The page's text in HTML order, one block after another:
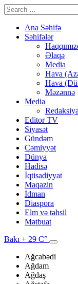
Ana Səhifə
Səhifələr
Əlaqə
Media
Hava
Hava
Məzənnə
Media
Editor TV
Siyasət
Gündəm
Cəmiyyət
Dünya
Hadisə
İqtisadiyyat
Maqazin
İdman
Diaspora
Elm və təhsil
Mətbuat
Bakı + 29 C°
Ağcabədi
Ağdam
Ağdaş